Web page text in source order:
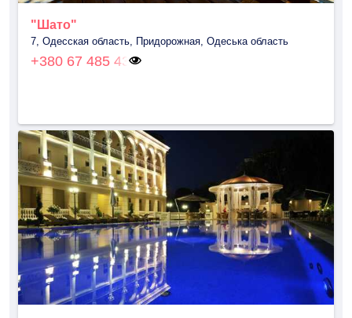
"Шато"
7, Одесская область, Придорожная, Одеська область
+380 67 485 43